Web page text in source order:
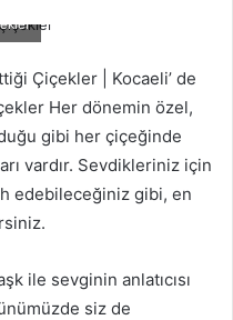
Çiçekler | Kocaeli’ de
Her dönemin özel,
gibi her çiçeğinde
vardır. Sevdikleriniz için
edebileceğiniz gibi, en
ile sevginin anlatıcısı
siz de